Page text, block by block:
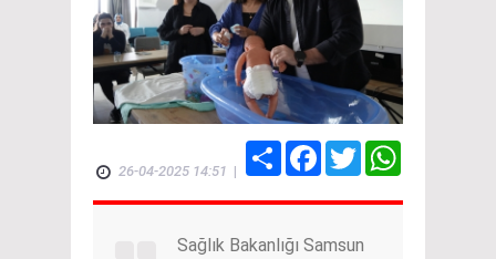
26-04-2025 14:51 |
Share FacebookTwitter
Sağlık Bakanlığı Samsun